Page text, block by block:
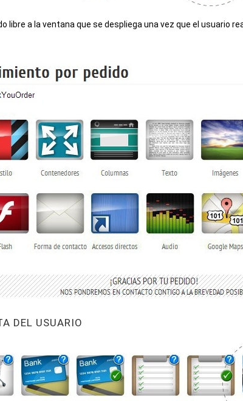
libre a la ventana que se despliega una vez que el usuario
DEL USUARIO